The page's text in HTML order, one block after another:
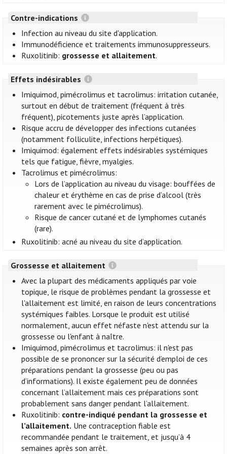
Contre-indications
Infection au niveau du site d'application.
Immunodéficience et traitements immunosuppresseurs.
Ruxolitinib: grossesse et allaitement.
Effets indésirables
Imiquimod, pimécrolimus et tacrolimus: irritation cutanée,
surtout en début de traitement (fréquent à très
fréquent), picotements juste après l’application.
Risque accru de développer des infections cutanées
(notamment folliculite, infections herpétiques).
Imiquimod: également effets indésirables systémiques
tels que fatigue, fièvre, myalgies.
Tacrolimus et pimécrolimus:
Lors de l’application au niveau du visage: bouffées de
chaleur et érythème en cas de prise d’alcool (très
rarement avec le pimécrolimus).
Risque de cancer cutané et de lymphomes cutanés
(rare).
Ruxolitinib: acné au niveau du site d’application.
Grossesse et allaitement
Avec la plupart des médicaments appliqués par voie
topique, le risque de problèmes pendant la grossesse et
l'allaitement est limité, en raison de leurs concentrations
systémiques faibles. Lorsque le produit est utilisé
normalement, aucun effet néfaste n'est attendu sur la
grossesse ou l'enfant à naître.
Imiquimod, pimécrolimus et tacrolimus: il n'est pas
possible de se prononcer sur la sécurité d’emploi de ces
préparations pendant la grossesse (peu ou pas
d’informations). Il existe également peu de données
concernant l’allaitement mais ces préparations sont
probablement sans danger pendant l’allaitement.
Ruxolitinib: contre-indiqué pendant la grossesse et
l’allaitement. Une contraception fiable est
recommandée pendant le traitement, et jusqu’à 4
semaines après son arrêt.